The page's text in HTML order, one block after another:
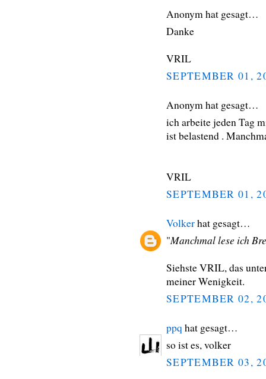
Anonym hat gesagt…
Danke
VRIL
SEPTEMBER 01,
Anonym hat gesagt…
ich arbeite jeden Tag
ist belastend .
VRIL
SEPTEMBER 01,
Volkerhat gesagt…
"Manchmal lese ich
Siehste VRIL, das
meiner Wenigkeit.
SEPTEMBER 02,
ppq hat gesagt…
so ist es, volker
SEPTEMBER 03,